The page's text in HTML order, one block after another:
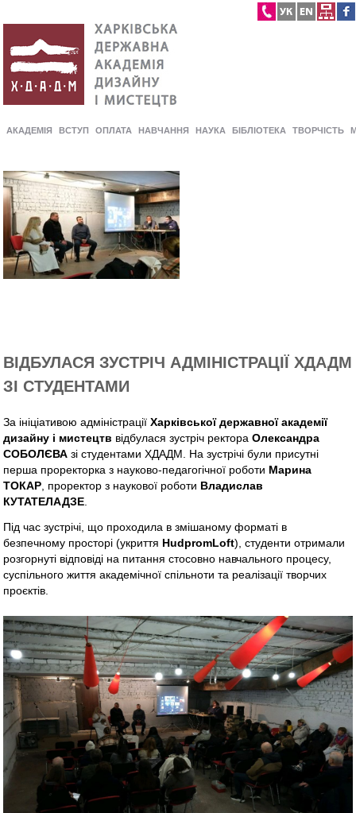
АКАДЕМІЯ ВСТУП ОПЛАТА НАВЧАННЯ НАУКА БІБЛІОТЕКА ТВОРЧІСТЬ
ВІДБУЛАСЯ ЗУСТРІЧ АДМІНІСТРАЦІЇ ХДАДМ
ЗІ СТУДЕНТАМИ
За ініціативою адміністраціїХарківської державної академії
дизайну і мистецтв відбулася зустріч ректораОлександра
СОБОЛЄВА зі студентами ХДАДМ. На зустрічі були присутні
перша проректорка з науково-педагогічної роботи Марина
ТОКАР, проректор з наукової роботи Владислав
КУТАТЕЛАДЗЕ.
Під час зустрічі, що проходила в змішаному форматі в
безпечному просторі (укриття HudpromLoft), студенти отримали
розгорнуті відповіді на питання стосовно навчального процесу,
суспільного життя академічної спільноти та реалізації творчих
проєктів.